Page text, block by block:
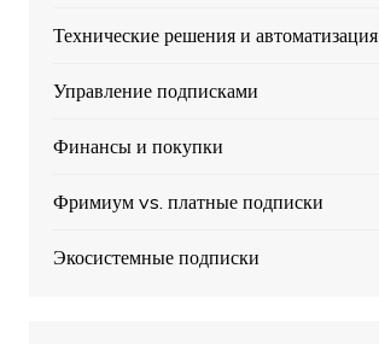
Технические решения и автоматизация
Управление подписками
Финансы и покупки
Фримиум vs. платные подписки
Экосистемные подписки